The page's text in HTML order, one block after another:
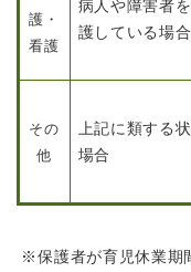
護・
看護
病人や障害者
護している場合
その
他
上記に類する
場合
※保護者が育児休業期